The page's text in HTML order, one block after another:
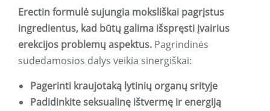
Erectin formulė sujungia moksliškai pagrįstus
ingredientus, kad būtų galima išspręsti įvairius
erekcijos problemų aspektus. Pagrindinės
sudedamosios dalys veikia sinergiškai:
Pagerinti kraujotaką lytinių organų srityje
Padidinkite seksualinę ištvermę ir energiją